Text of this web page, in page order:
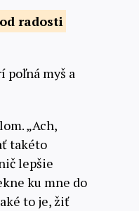
od radosti
poľná myš a
„Ach,
takéto
lepšie
ku mne do
to je, žiť